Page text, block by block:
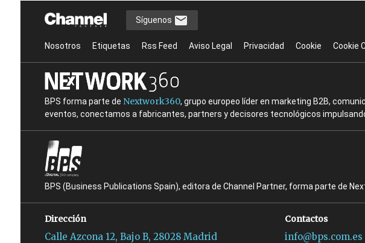
Síguenos
Nosotros Etiquetas Rss Feed Aviso Legal Privacidad Cookie Cookie
BPS forma parte de Nextwork360, grupo europeo líder en marketing B2B,
eventos, conectamos a fabricantes, partners y decisores tecnológicos
BPS (Business Publications Spain), editora de Channel Partner, forma parte de
Dirección
Calle Azcona 12, Bajo B, 28028 Madrid
Contactos
info@bps.com.es